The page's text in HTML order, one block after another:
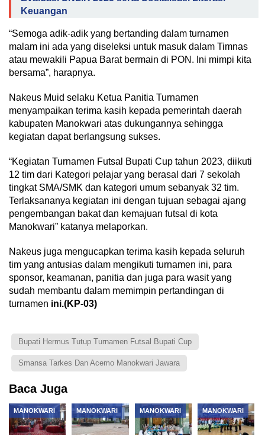
Keuangan
“Semoga adik-adik yang bertanding dalam turnamen
malam ini ada yang diseleksi untuk masuk dalam Timnas
atau mewakili Papua Barat bermain di PON. Ini mimpi kita
bersama”, harapnya.
Nakeus Muid selaku Ketua Panitia Turnamen
menyampaikan terima kasih kepada pemerintah daerah
kabupaten Manokwari atas dukungannya sehingga
kegiatan dapat berlangsung sukses.
“Kegiatan Turnamen Futsal Bupati Cup tahun 2023, diikuti
12 tim dari Kategori pelajar yang berasal dari 7 sekolah
tingkat SMA/SMK dan kategori umum sebanyak 32 tim.
Terlaksananya kegiatan ini dengan tujuan sebagai ajang
pengembangan bakat dan kemajuan futsal di kota
Manokwari” katanya melaporkan.
Nakeus juga mengucapkan terima kasih kepada seluruh
tim yang antusias dalam mengikuti turnamen ini, para
sponsor, keamanan, panitia dan juga para wasit yang
sudah membantu dalam memimpin pertandingan di
turnamen ini.(KP-03)
Bupati Hermus Tutup Turnamen Futsal Bupati Cup
Smansa Tarkes Dan Acemo Manokwari Jawara
Baca Juga
MANOKWARI MANOKWARI MANOKWARI MANOKWARI